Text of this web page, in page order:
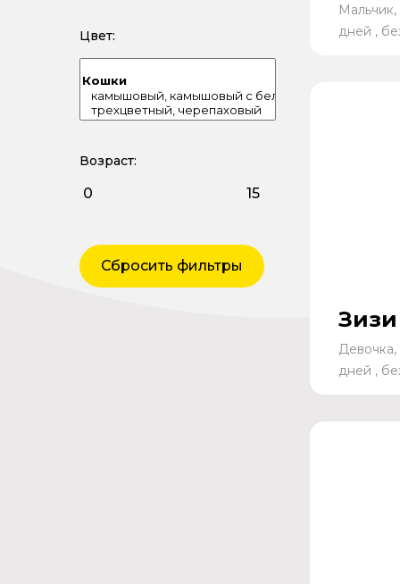
Цвет:
Возраст:
Сбросить фильтры
Мальчик,
дней ,
Зизи
Девочка,
дней ,